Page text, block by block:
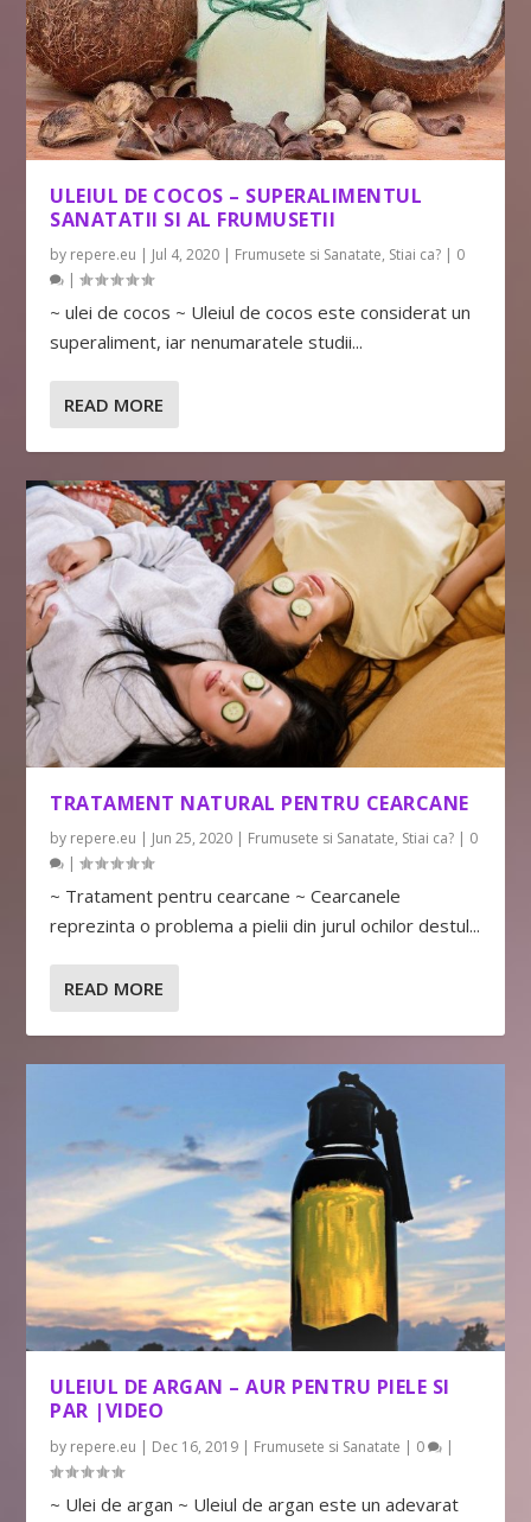
ULEIUL DE COCOS – SUPERALIMENTUL
SANATATII SI AL FRUMUSETII
by repere.eu | Jul 4, 2020 | Frumusete si Sanatate, Stiai ca? | 0
|
~ ulei de cocos ~ Uleiul de cocos este considerat un
superaliment, iar nenumaratele studii...
READ MORE
TRATAMENT NATURAL PENTRU CEARCANE
by repere.eu | Jun 25, 2020 | Frumusete si Sanatate, Stiai ca? | 0
|
~ Tratament pentru cearcane ~ Cearcanele
reprezinta o problema a pielii din jurul ochilor destul...
READ MORE
ULEIUL DE ARGAN – AUR PENTRU PIELE SI
PAR |VIDEO
by repere.eu | Dec 16, 2019 | Frumusete si Sanatate | 0 |
~ Ulei de argan ~ Uleiul de argan este un adevarat